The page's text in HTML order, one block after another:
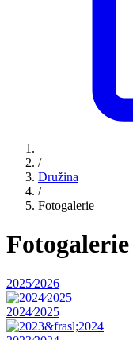
/
Družina
/
Fotogalerie
Fotogalerie
2025⁄2026
2024⁄2025